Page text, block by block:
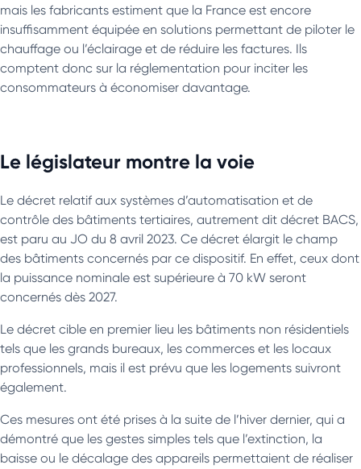
mais les fabricants estiment que la France est encore
insuffisamment équipée en solutions permettant de piloter le
chauffage ou l’éclairage et de réduire les factures. Ils
comptent donc sur la réglementation pour inciter les
consommateurs à économiser davantage.
Le législateur montre la voie
Le décret relatif aux systèmes d’automatisation et de
contrôle des bâtiments tertiaires, autrement dit décret BACS,
est paru au JO du 8 avril 2023. Ce décret élargit le champ
des bâtiments concernés par ce dispositif. En effet, ceux dont
la puissance nominale est supérieure à 70 kW seront
concernés dès 2027.
Le décret cible en premier lieu les bâtiments non résidentiels
tels que les grands bureaux, les commerces et les locaux
professionnels, mais il est prévu que les logements suivront
également.
Ces mesures ont été prises à la suite de l’hiver dernier, qui a
démontré que les gestes simples tels que l’extinction, la
baisse ou le décalage des appareils permettaient de réaliser